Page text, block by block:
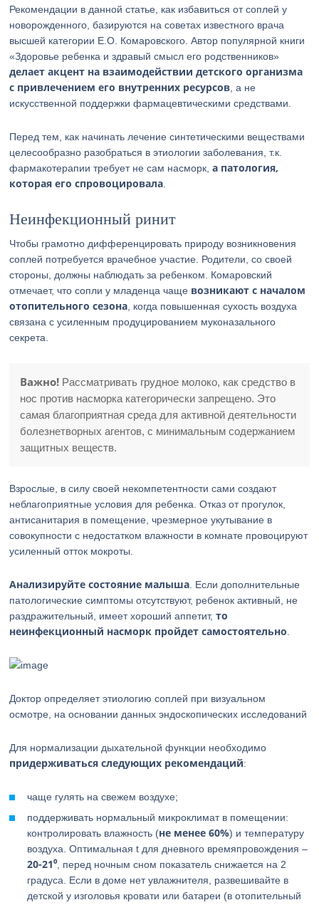
Рекомендации в данной статье, как избавиться от соплей у
новорожденного, базируются на советах известного врача
высшей категории Е.О. Комаровского. Автор популярной книги
«Здоровье ребенка и здравый смысл его родственников»
делает акцент на взаимодействии детского организма
с привлечением его внутренних ресурсов , а не
искусственной поддержки фармацевтическими средствами.
Перед тем, как начинать лечение синтетическими веществами
целесообразно разобраться в этиологии заболевания, т.к.
фармакотерапии требует не сам насморк,а патология,
которая его спровоцировала
Неинфекционный ринит
Чтобы грамотно дифференцировать природу возникновения
соплей потребуется врачебное участие. Родители, со своей
стороны, должны наблюдать за ребенком. Комаровский
отмечает, что сопли у младенца чаще возникают с началом
отопительного сезона , когда повышенная сухость воздуха
связана с усиленным продуцированием муконазального
секрета.
Важно! Рассматривать грудное молоко, как средство в
нос против насморка категорически запрещено. Это
самая благоприятная среда для активной деятельности
болезнетворных агентов, с минимальным содержанием
защитных веществ.
Взрослые, в силу своей некомпетентности сами создают
неблагоприятные условия для ребенка. Отказ от прогулок,
антисанитария в помещение, чрезмерное укутывание в
совокупности с недостатком влажности в комнате провоцируют
усиленный отток мокроты.
Анализируйте состояние малыша . Если дополнительные
патологические симптомы отсутствуют, ребенок активный, не
раздражительный, имеет хороший аппетит,то
неинфекционный насморк пройдет самостоятельно
Доктор определяет этиологию соплей при визуальном
осмотре, на основании данных эндоскопических исследований
Для нормализации дыхательной функции необходимо
придерживаться следующих рекомендаций:
чаще гулять на свежем воздухе;
поддерживать нормальный микроклимат в помещении:
контролировать влажность (не менее 60%) и температуру
воздуха. Оптимальная t для дневного времяпровождения –
20-21⁰, перед ночным сном показатель снижается на 2
градуса. Если в доме нет увлажнителя, развешивайте в
детской у изголовья кровати или батареи (в отопительный